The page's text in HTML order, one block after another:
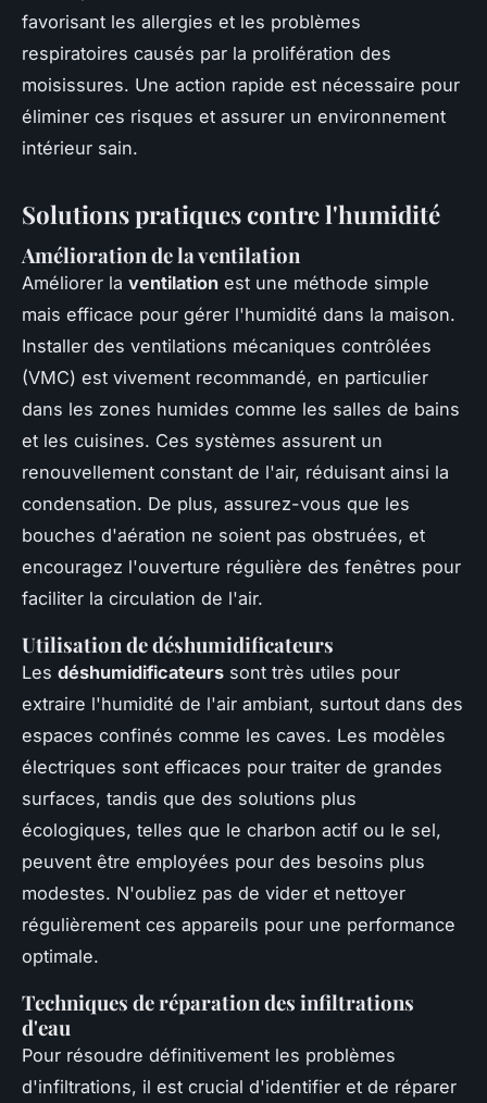
favorisant les allergies et les problèmes
respiratoires causés par la prolifération des
moisissures. Une action rapide est nécessaire pour
éliminer ces risques et assurer un environnement
intérieur sain.
Solutions pratiques contre l'humidité
Amélioration de la ventilation
Améliorer la ventilation est une méthode simple
mais efficace pour gérer l'humidité dans la maison.
Installer des ventilations mécaniques contrôlées
(VMC) est vivement recommandé, en particulier
dans les zones humides comme les salles de bains
et les cuisines. Ces systèmes assurent un
renouvellement constant de l'air, réduisant ainsi la
condensation. De plus, assurez-vous que les
bouches d'aération ne soient pas obstruées, et
encouragez l'ouverture régulière des fenêtres pour
faciliter la circulation de l'air.
Utilisation de déshumidificateurs
Les déshumidificateurs sont très utiles pour
extraire l'humidité de l'air ambiant, surtout dans des
espaces confinés comme les caves. Les modèles
électriques sont efficaces pour traiter de grandes
surfaces, tandis que des solutions plus
écologiques, telles que le charbon actif ou le sel,
peuvent être employées pour des besoins plus
modestes. N'oubliez pas de vider et nettoyer
régulièrement ces appareils pour une performance
optimale.
Techniques de réparation des infiltrations
d'eau
Pour résoudre définitivement les problèmes
d'infiltrations, il est crucial d'identifier et de réparer